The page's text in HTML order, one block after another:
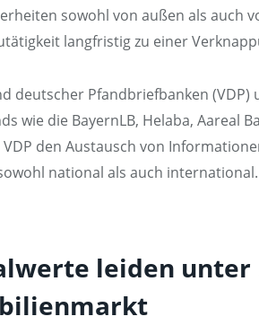
sowohl von außen als auch
langfristig zu einer
deutscher Pfandbriefbanken
wie die BayernLB, Helaba, Aareal
den Austausch von
national als auch international.
leiden unter